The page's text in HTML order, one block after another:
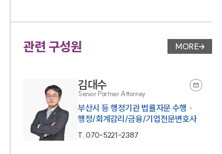
관련 구성원 변호사 페
MORE
김대수
Senior Partner Attorney
부산시 등 행정기관 법률자문 수행 ·
행정/회계감리/금융/기업전문변호사
T.070-5221-2387